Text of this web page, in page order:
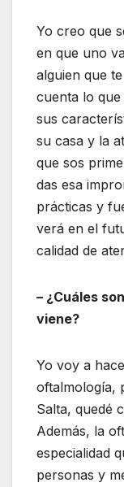
Yo creo que
en que uno
alguien que
cuenta lo que
sus
su casa y la
que sos
das esa
prácticas y
verá en el
calidad de
– ¿Cuáles
viene?
Yo voy a
oftalmología,
Salta, quedé
Además, la
especialidad
personas y